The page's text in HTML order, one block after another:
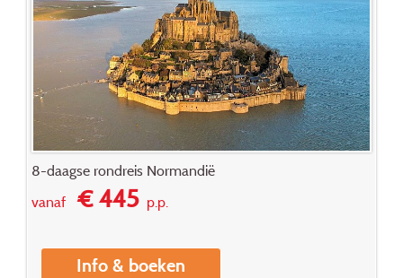
8-daagse rondreis Normandië
vanaf€ 445p.p.
Info & boeken